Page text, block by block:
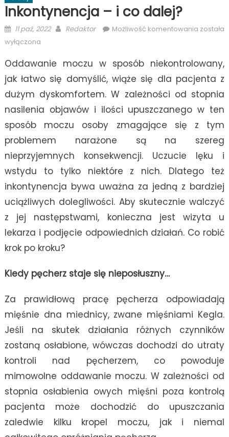
Inkontynencja – i co dalej?
Posted
on
11 paź, 2022 Author
Redaktor Możliwość komentowania
co
dalej?
została
wyłączona
Oddawanie moczu w sposób niekontrolowany,
jak łatwo się domyślić, wiąże się dla pacjenta z
dużym dyskomfortem. W zależności od stopnia
nasilenia objawów i ilości upuszczanego w ten
sposób moczu osoby zmagające się z tym
problemem narażone są na szereg
nieprzyjemnych konsekwencji. Uczucie lęku i
wstydu to tylko niektóre z nich. Dlatego też
inkontynencja bywa uważna za jedną z bardziej
uciążliwych dolegliwości. Aby skutecznie walczyć
z jej następstwami, konieczna jest wizyta u
lekarza i podjęcie odpowiednich działań. Co robić
krok po kroku?
Kiedy pęcherz staje się nieposłuszny…
Za prawidłową pracę pęcherza odpowiadają
mięśnie dna miednicy, zwane mięśniami Kegla.
Jeśli na skutek działania różnych czynników
zostaną osłabione, wówczas dochodzi do utraty
kontroli nad pęcherzem, co powoduje
mimowolne oddawanie moczu. W zależności od
stopnia osłabienia owych mięśni poza kontrolą
pacjenta może dochodzić do upuszczania
zaledwie kilku kropel moczu, jak i niemal